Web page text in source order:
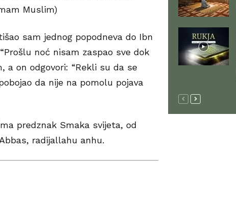
Muslim)
sam jednog popodneva do Ibn
noć nisam zaspao sve dok
a on odgovori: “Rekli su da se
da nije na pomolu pojava
predznak Smaka svijeta, od
radijallahu anhu.